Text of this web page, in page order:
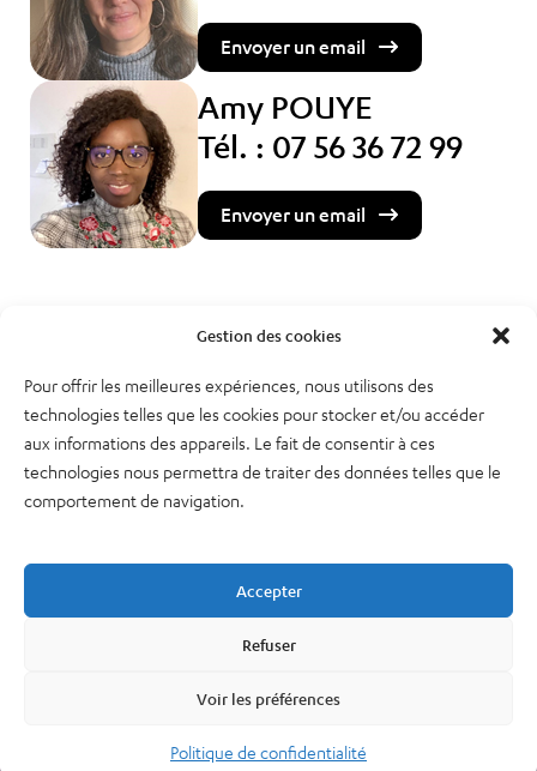
Gestion des cookies
Pour offrir les meilleures expériences, nous utilisons des
technologies telles que les cookies pour stocker et/ou accéder
aux informations des appareils. Le fait de consentir à ces
technologies nous permettra de traiter des données telles que le
comportement de navigation.
Accepter
Refuser
Voir les préférences
Politique de confidentialité
Envoyer un email
Amy POUYE
Tél. : 07 56 36 72 99
Envoyer un email
38, rue des Bourdonnais
Mentions légales – CGU